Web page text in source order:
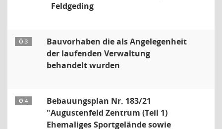
Feldgeding
Ö 3
Bauvorhaben die als Angelegenheit
der laufenden Verwaltung
behandelt wurden
Ö 4
Bebauungsplan Nr. 183/21
"Augustenfeld Zentrum (Teil 1)
Ehemaliges Sportgelände sowie